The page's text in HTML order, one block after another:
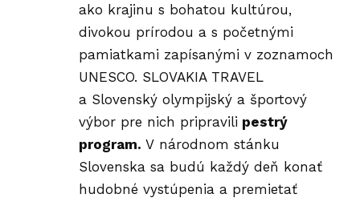
ako krajinu s bohatou kultúrou,
divokou prírodou a s početnými
pamiatkami zapísanými v zoznamoch
UNESCO. SLOVAKIA TRAVEL
a Slovenský olympijský a športový
výbor pre nich pripravili pestrý
program. V národnom stánku
Slovenska sa budú každý deň konať
hudobné vystúpenia a premietať